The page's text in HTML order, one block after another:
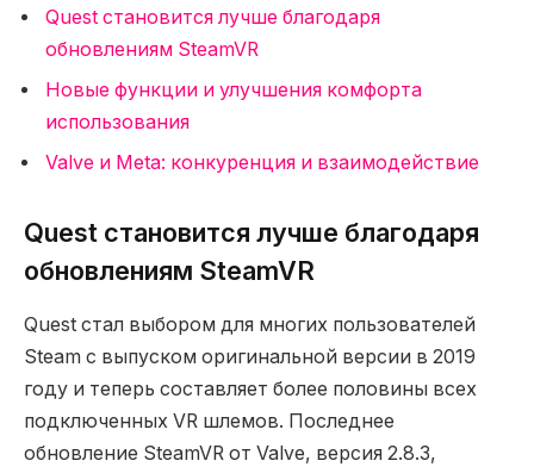
Quest становится лучше благодаря
обновлениям SteamVR
Новые функции и улучшения комфорта
использования
Valve и Meta: конкуренция и взаимодействие
Quest становится лучше благодаря
обновлениям SteamVR
Quest стал выбором для многих пользователей
Steam с выпуском оригинальной версии в 2019
году и теперь составляет более половины всех
подключенных VR шлемов. Последнее
обновление SteamVR от Valve, версия 2.8.3,